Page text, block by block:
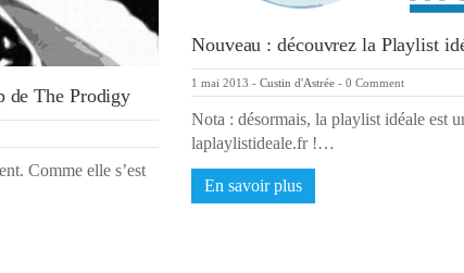
de The Prodigy
Comme elle s’est
Nouveau : découvrez la Playlist
1 mai 2013 - Custin d'Astrée - 0 Comment
Nota : désormais, la playlist idéale est
laplaylistideale.fr !…
En savoir plus